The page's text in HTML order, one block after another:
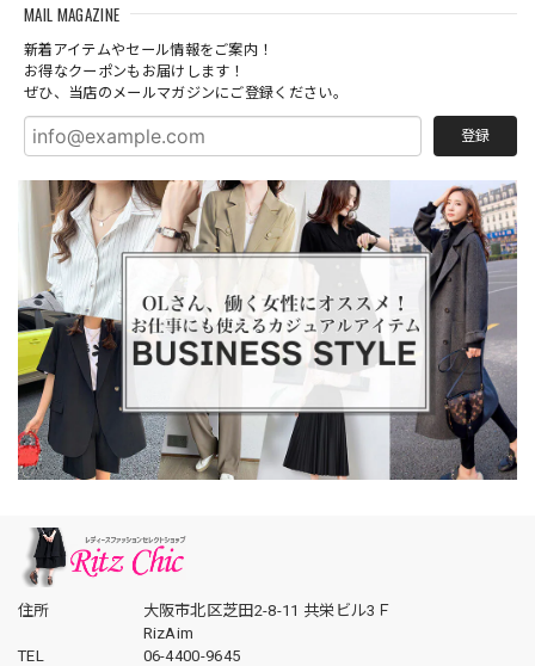
MAIL MAGAZINE
新着アイテムやセール情報をご案内！
お得なクーポンもお届けします！
ぜひ、当店のメールマガジンにご登録ください。
登録
住所
大阪市北区芝田2-8-11 共栄ビル3Ｆ
RizAim
TEL
06-4400-9645